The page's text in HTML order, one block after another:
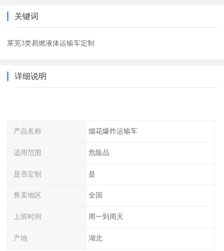
关键词
莱芜3类易燃液体运输车定制
详细说明
产品名称 烟花爆炸运输车
适用范围 危险品
是否定制 是
售卖地区 全国
上班时间 周一到周天
产地 湖北